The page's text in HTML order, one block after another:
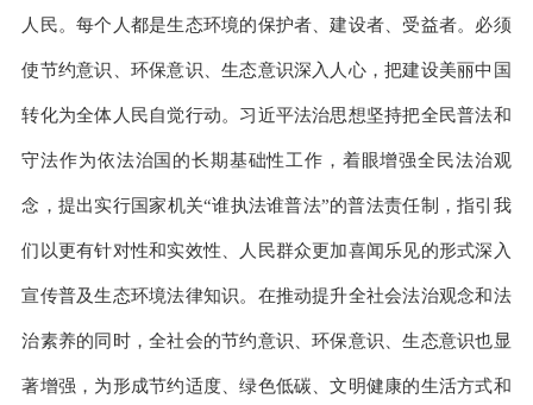
人民。每个人都是生态环境的保护者、建设者、受益者。必须
使节约意识、环保意识、生态意识深入人心，把建设美丽中国
转化为全体人民自觉行动。习近平法治思想坚持把全民普法和
守法作为依法治国的长期基础性工作，着眼增强全民法治观
念，提出实行国家机关“谁执法谁普法”的普法责任制，指引我
们以更有针对性和实效性、人民群众更加喜闻乐见的形式深入
宣传普及生态环境法律知识。在推动提升全社会法治观念和法
治素养的同时，全社会的节约意识、环保意识、生态意识也显
著增强，为形成节约适度、绿色低碳、文明健康的生活方式和